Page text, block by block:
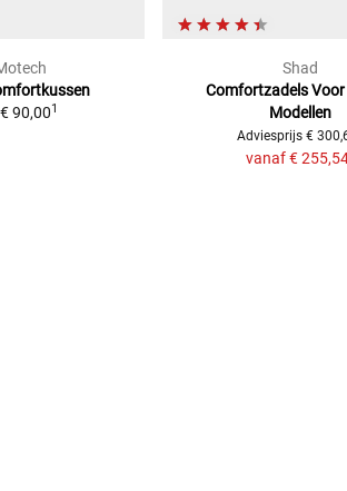
€ 90,001
Shad
Comfortzadels Voor
Modellen
Adviesprijs €
vanaf €